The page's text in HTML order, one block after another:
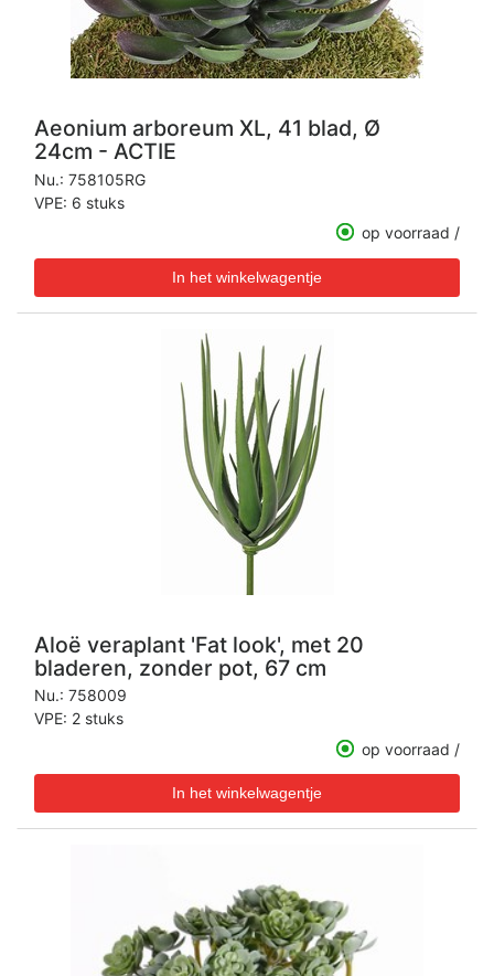
Aeonium arboreum XL, 41 blad, Ø
24cm - ACTIE
Nu.: 758105RG
VPE: 6 stuks
op voorraad /
Aloë veraplant 'Fat look', met 20
bladeren, zonder pot, 67 cm
Nu.: 758009
VPE: 2 stuks
op voorraad /